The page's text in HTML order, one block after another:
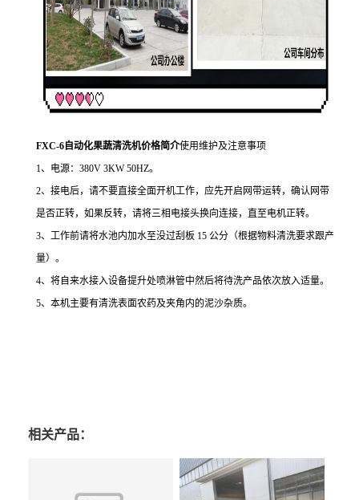
FXC-6自动化果蔬清洗机价格简介使用维护及注意事项
1、电源：380V 3KW 50HZ。
2、接电后，请不要直接全面开机工作，应先开启网带运转，确认网带
是否正转，如果反转，请将三相电接头换向连接，直至电机正转。
3、工作前请将水池内加水至没过刮板 15 公分（根据物料清洗要求跟产
量）。
4、将自来水接入设备提升处喷淋管中然后将待洗产品依次放入适量。
5、本机主要有清洗表面农药及夹角内的泥沙杂质。
相关产品：